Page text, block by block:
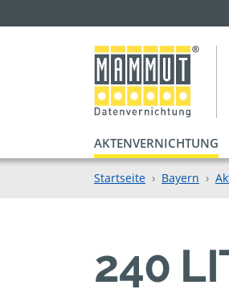
AKTENVERNICHTUNG
Startseite Bayern
240